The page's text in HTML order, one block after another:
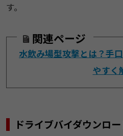
す。
関連ページ
水飲み場型攻撃とは？手
やすく
ドライブバイダウンロー